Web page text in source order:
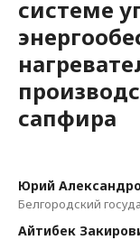
системе
сапфира
Юрий
Белгородский
Айтибек